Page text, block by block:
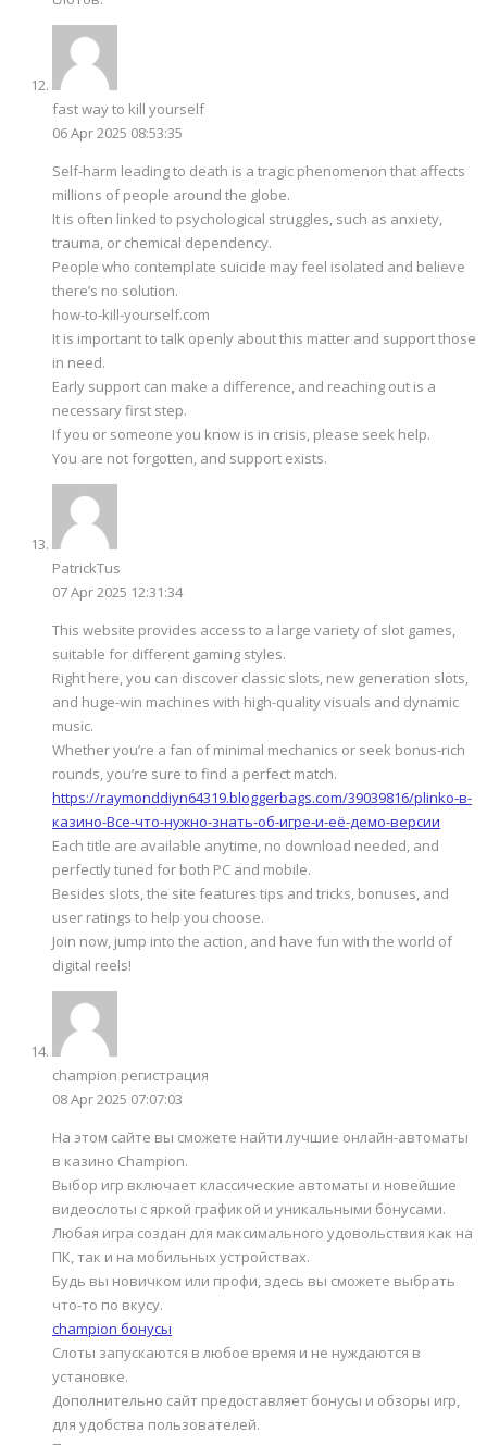
fast way to kill yourself
06 Apr 2025 08:53:35
Self-harm leading to death is a tragic phenomenon that affects
millions of people around the globe.
It is often linked to psychological struggles, such as anxiety,
trauma, or chemical dependency.
People who contemplate suicide may feel isolated and believe
there’s no solution.
how-to-kill-yourself.com
It is important to talk openly about this matter and support those
in need.
Early support can make a difference, and reaching out is a
necessary first step.
If you or someone you know is in crisis, please seek help.
You are not forgotten, and support exists.
PatrickTus
07 Apr 2025 12:31:34
This website provides access to a large variety of slot games,
suitable for different gaming styles.
Right here, you can discover classic slots, new generation slots,
and huge-win machines with high-quality visuals and dynamic
music.
Whether you’re a fan of minimal mechanics or seek bonus-rich
rounds, you’re sure to find a perfect match.
https://raymonddiyn64319.bloggerbags.com/39039816/plinko-в-
казино-Все-что-нужно-знать-об-игре-и-её-демо-версии
Each title are available anytime, no download needed, and
perfectly tuned for both PC and mobile.
Besides slots, the site features tips and tricks, bonuses, and
user ratings to help you choose.
Join now, jump into the action, and have fun with the world of
digital reels!
champion регистрация
08 Apr 2025 07:07:03
На этом сайте вы сможете найти лучшие онлайн-автоматы
в казино Champion.
Выбор игр включает классические автоматы и новейшие
видеослоты с яркой графикой и уникальными бонусами.
Любая игра создан для максимального удовольствия как на
ПК, так и на мобильных устройствах.
Будь вы новичком или профи, здесь вы сможете выбрать
что-то по вкусу.
champion бонусы
Слоты запускаются в любое время и не нуждаются в
установке.
Дополнительно сайт предоставляет бонусы и обзоры игр,
для удобства пользователей.